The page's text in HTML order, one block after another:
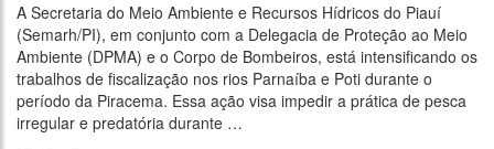
A Secretaria do Meio Ambiente e Recursos Hídricos do Piauí
(Semarh/PI), em conjunto com a Delegacia de Proteção ao Meio
Ambiente (DPMA) e o Corpo de Bombeiros, está intensificando os
trabalhos de fiscalização nos rios Parnaíba e Poti durante o
período da Piracema. Essa ação visa impedir a prática de pesca
irregular e predatória durante …